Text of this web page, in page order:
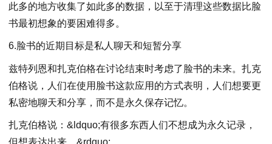
此多的地方收集了如此多的数据，以至于清理这些数据比脸
书最初想象的要困难得多。
6.脸书的近期目标是私人聊天和短暂分享
兹特列恩和扎克伯格在讨论结束时考虑了脸书的未来。扎克
伯格说，人们在使用脸书这款应用的方式表明，人们想要更
私密地聊天和分享，而不是永久保存记忆。
扎克伯格说：&ldquo;有很多东西人们不想成为永久记录，